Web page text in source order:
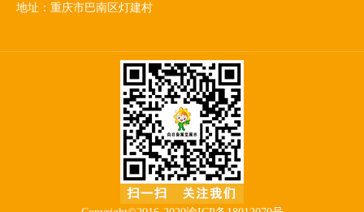
地址：重庆市巴南区灯建村